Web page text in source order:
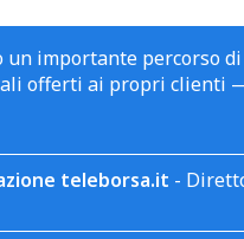
un importante percorso
offerti ai propri clienti
teleborsa.it -